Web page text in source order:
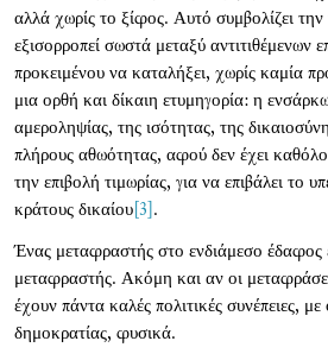
αλλά χωρίς το ξίφος. Αυτό συμβολίζει
εξισορροπεί σωστά μεταξύ αντιτιθέμενων
προκειμένου να καταλήξει, χωρίς καμία
μια ορθή και δίκαιη ετυμηγορία: η
αμεροληψίας, της ισότητας, της
πλήρους αθωότητας, αφού δεν έχει
την επιβολή τιμωρίας, για να επιβάλει το
κράτους δικαίου[3].
Ένας μεταφραστής στο ενδιάμεσο έδαφος
μεταφραστής. Ακόμη και αν οι
έχουν πάντα καλές πολιτικές συνέπειες,
δημοκρατίας, φυσικά.